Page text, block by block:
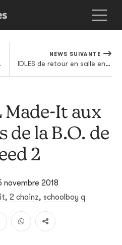
Education
NEWS SUIVANTE
IDLES de retour en salle en 2019
Made-It aux
de la B.O. de
2
novembre 2018
, 2 chainz, schoolboy q